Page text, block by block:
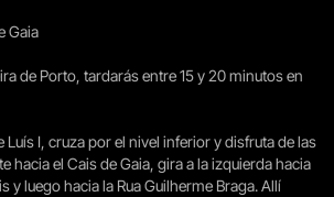
Gaia
de Porto, tardarás entre 15 y 20 minutos en
Luís I, cruza por el nivel inferior y disfruta de las
hacia el Cais de Gaia, gira a la izquierda hacia
y luego hacia la Rua Guilherme Braga. Allí